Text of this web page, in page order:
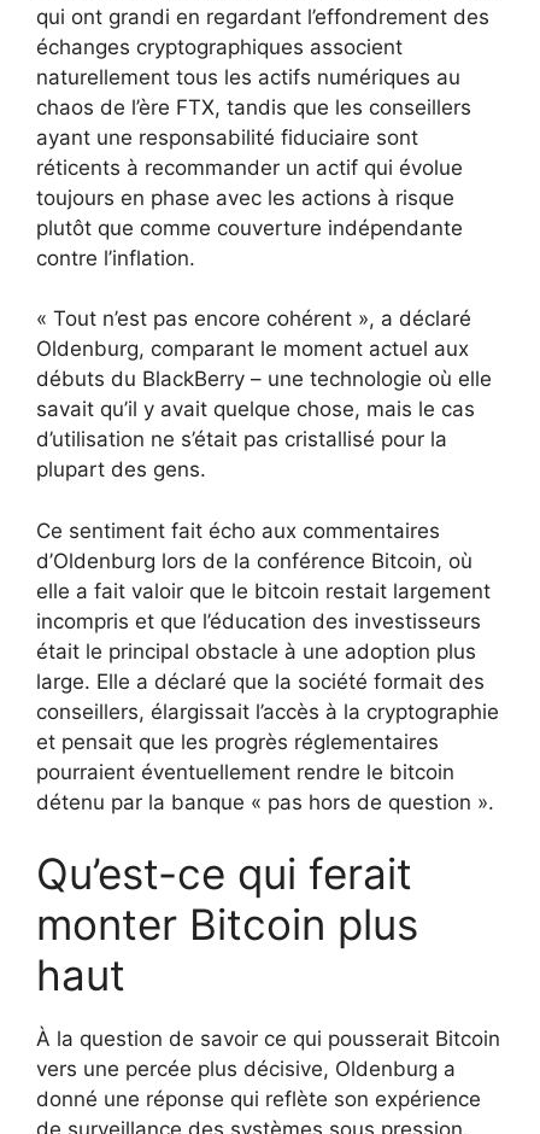
qui ont grandi en regardant l’effondrement des
échanges cryptographiques associent
naturellement tous les actifs numériques au
chaos de l’ère FTX, tandis que les conseillers
ayant une responsabilité fiduciaire sont
réticents à recommander un actif qui évolue
toujours en phase avec les actions à risque
plutôt que comme couverture indépendante
contre l’inflation.
« Tout n’est pas encore cohérent », a déclaré
Oldenburg, comparant le moment actuel aux
débuts du BlackBerry – une technologie où elle
savait qu’il y avait quelque chose, mais le cas
d’utilisation ne s’était pas cristallisé pour la
plupart des gens.
Ce sentiment fait écho aux commentaires
d’Oldenburg lors de la conférence Bitcoin, où
elle a fait valoir que le bitcoin restait largement
incompris et que l’éducation des investisseurs
était le principal obstacle à une adoption plus
large. Elle a déclaré que la société formait des
conseillers, élargissait l’accès à la cryptographie
et pensait que les progrès réglementaires
pourraient éventuellement rendre le bitcoin
détenu par la banque « pas hors de question ».
Qu’est-ce qui ferait
monter Bitcoin plus
haut
À la question de savoir ce qui pousserait Bitcoin
vers une percée plus décisive, Oldenburg a
donné une réponse qui reflète son expérience